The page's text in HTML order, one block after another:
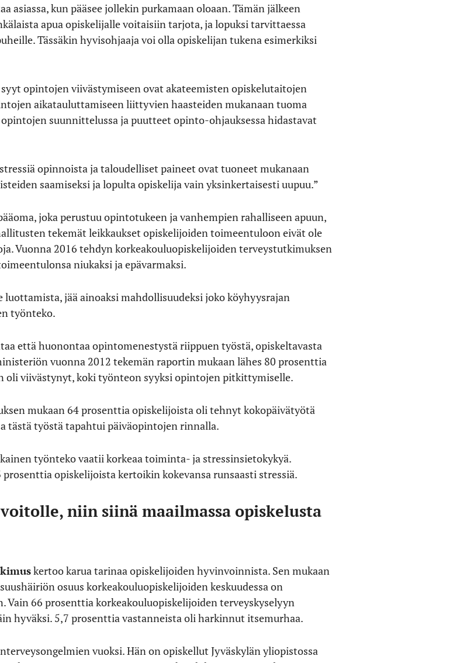
asiassa, kun pääsee jollekin purkamaan oloaan. Tämän jälkeen
apua opiskelijalle voitaisiin tarjota, ja lopuksi tarvittaessa
Tässäkin hyvisohjaaja voi olla opiskelijan tukena esimerkiksi
opintojen viivästymiseen ovat akateemisten opiskelutaitojen
aikatauluttamiseen liittyvien haasteiden mukanaan tuoma
suunnittelussa ja puutteet opinto-ohjauksessa hidastavat
opinnoista ja taloudelliset paineet ovat tuoneet mukanaan
saamiseksi ja lopulta opiskelija vain yksinkertaisesti uupuu.”
joka perustuu opintotukeen ja vanhempien rahalliseen apuun,
tekemät leikkaukset opiskelijoiden toimeentuloon eivät ole
Vuonna 2016 tehdyn korkeakouluopiskelijoiden terveystutkimuksen
niukaksi ja epävarmaksi.
jää ainoaksi mahdollisuudeksi joko köyhyysrajan
työnteko.
että huonontaa opintomenestystä riippuen työstä, opiskeltavasta
vuonna 2012 tekemän raportin mukaan lähes 80 prosenttia
oli viivästynyt, koki työnteon syyksi opintojen pitkittymiselle.
mukaan 64 prosenttia opiskelijoista oli tehnyt kokopäivätyötä
tästä työstä tapahtui päiväopintojen rinnalla.
työnteko vaatii korkeaa toiminta- ja stressinsietokykyä.
opiskelijoista kertoikin kokevansa runsaasti stressiä.
niin siinä maailmassa opiskelusta
kertoo karua tarinaa opiskelijoiden hyvinvoinnista. Sen mukaan
osuus korkeakouluopiskelijoiden keskuudessa on
66 prosenttia korkeakouluopiskelijoiden terveyskyselyyn
hyväksi. 5,7 prosenttia vastanneista oli harkinnut itsemurhaa.
vuoksi. Hän on opiskellut Jyväskylän yliopistossa